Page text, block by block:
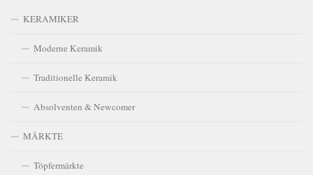
KERAMIKER
Moderne Keramik
Traditionelle Keramik
Absolventen & Newcomer
MÄRKTE
Töpfermärkte